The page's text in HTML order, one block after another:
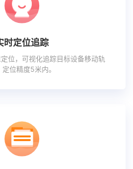
时定位追踪
位，可视化追踪目标设备移动轨
定位精度5米内。